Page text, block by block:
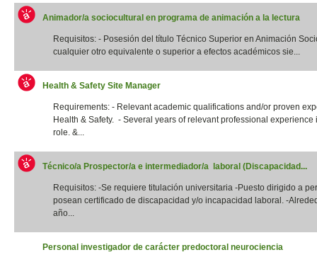
Animador/a sociocultural en programa de animación a la lectura
Requisitos: - Posesión del título Técnico Superior en Animación
cualquier otro equivalente o superior a efectos académicos sie...
Health & Safety Site Manager
Requirements: - Relevant academic qualifications and/or proven
Health & Safety. - Several years of relevant professional experience
role. &...
Técnico/a Prospector/a e intermediador/a laboral (Discapacidad...
Requisitos: -Se requiere titulación universitaria -Puesto dirigido a
posean certificado de discapacidad y/o incapacidad laboral. -
año...
Personal investigador de carácter predoctoral neurociencia